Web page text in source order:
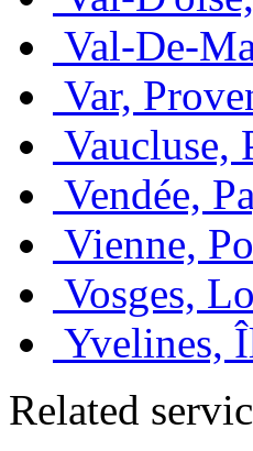
Val-De-
Var,
Vaucluse,
Vendée,
Vienne,
Vosges,
Yvelines,
Related